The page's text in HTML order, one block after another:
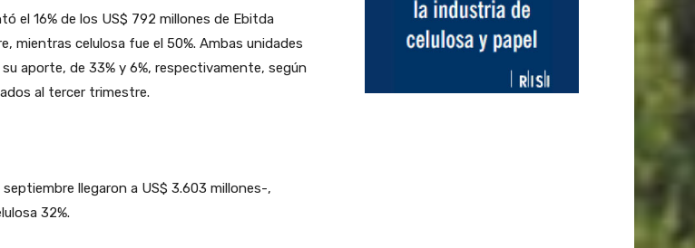
el 16% de los US$ 792 millones de Ebitda
mientras celulosa fue el 50%. Ambas unidades
aporte, de 33% y 6%, respectivamente, según
al tercer trimestre.
llegaron a US$ 3.603 millones-,
32%.